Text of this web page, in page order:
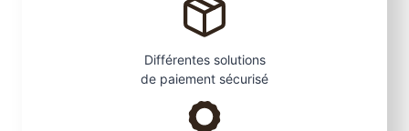
.
C
o
u
e
Différentes solutions
de paiement sécurisé